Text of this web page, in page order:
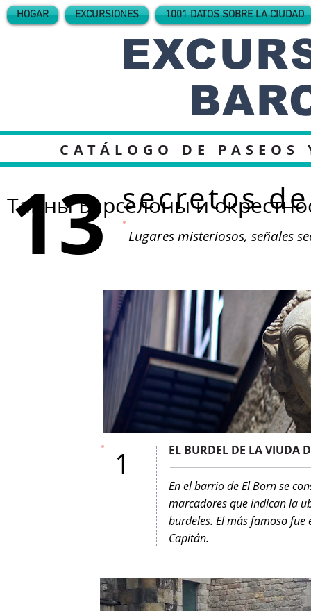
HOGAR EXCURSIONES 1001 DATOS SOBRE LA CIUDAD
CATÁLOGO DE
Тайны Барселоны и
13 secretos
Lugares misteriosos, señales
1 EL BURDEL DE LA VIUDA
En el barrio de El Born se
marcadores que indican la
burdeles. El más famoso
Capitán.